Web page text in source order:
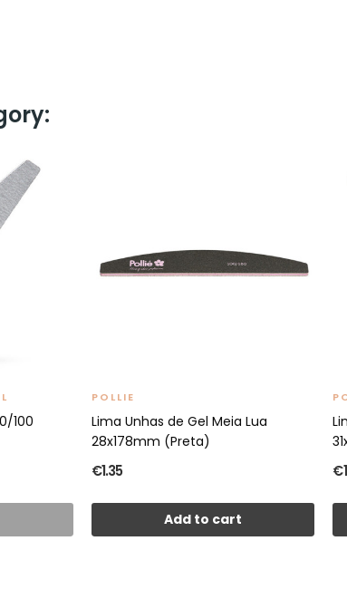
100
POLLIE
Lima Unhas de Gel Meia Lua
28x178mm (Preta)
€1.35
Add to cart